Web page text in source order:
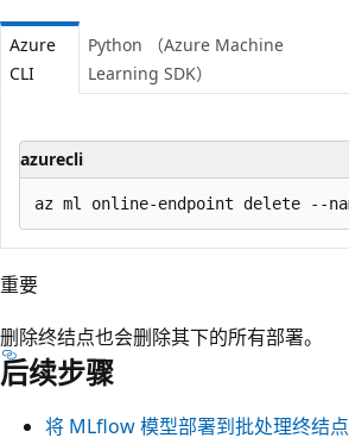
Azure
CLI
Python （Azure Machine
Learning SDK）
azurecli
重要
删除终结点也会删除其下的所有部署。
后续步骤
将 MLflow 模型部署到批处理终结点